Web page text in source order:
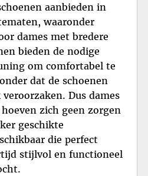
aanbieden in
waaronder
dames met bredere
bieden de nodige
om comfortabel te
dat de schoenen
Dus dames
zich geen zorgen
geschikte
die perfect
stijlvol en functioneel